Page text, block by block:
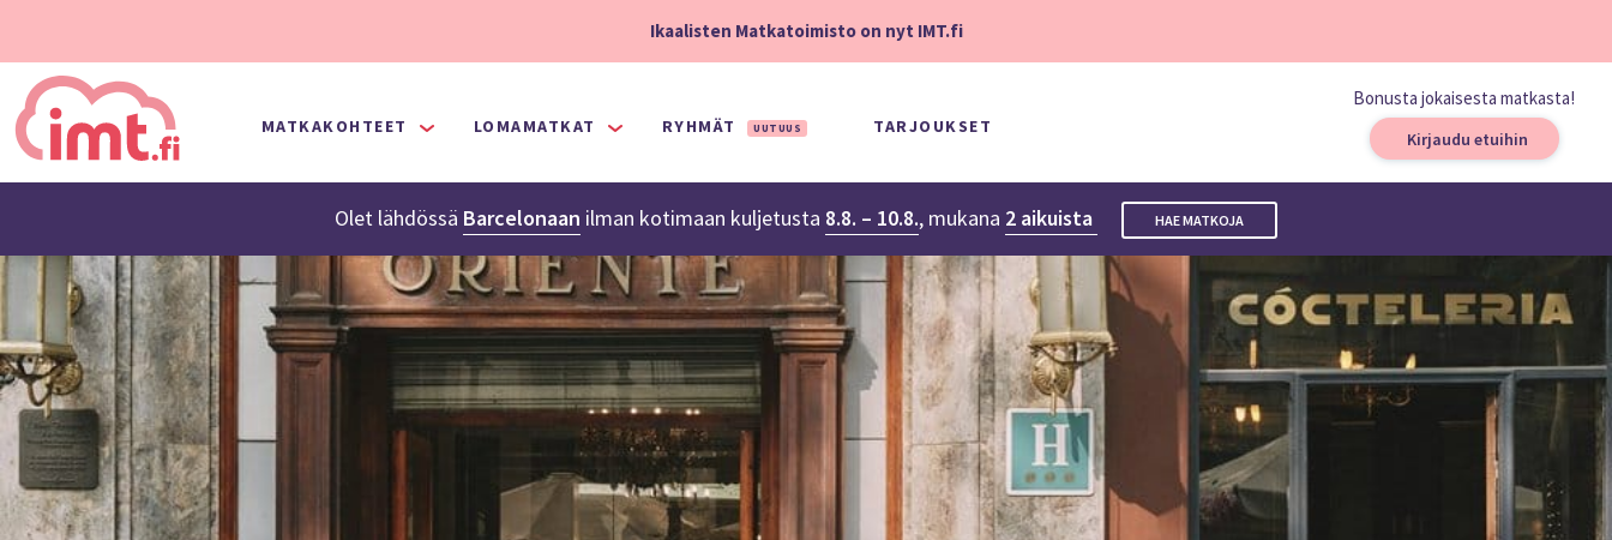
Ikaalisten Matkatoimisto on nyt IMT.fi
MATKAKOHTEET LOMAMATKAT RYHMÄT UUTUUS TARJOUKSET
Bonusta jokaisesta matkasta!
Kirjaudu etuihin
Olet lähdössä Barcelonaan ilman kotimaan kuljetusta 8.8. – 10.8., mukana 2 aikuista HAE MATKOJA